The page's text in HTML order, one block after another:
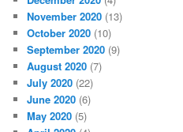
November 2020 (13)
October 2020 (10)
September 2020 (9)
August 2020 (7)
July 2020 (22)
June 2020 (6)
May 2020 (5)